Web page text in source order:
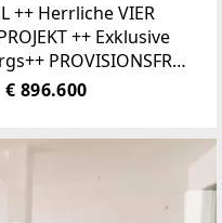
++ Herrliche VIER
++ Exklusive
PROVISIONSFREI
Neustift am
32
€ 896.600